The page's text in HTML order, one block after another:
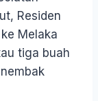
Residen
Melaka
tiga buah